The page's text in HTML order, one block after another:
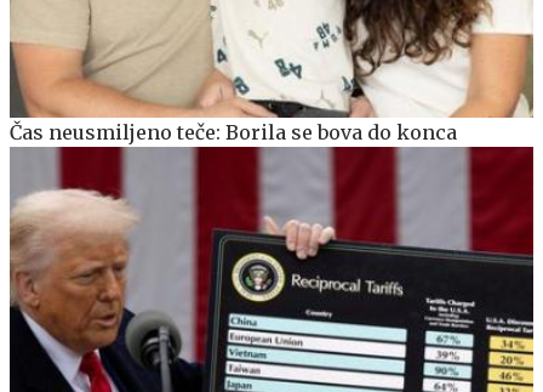
Čas neusmiljeno teče: Borila se bova do konca